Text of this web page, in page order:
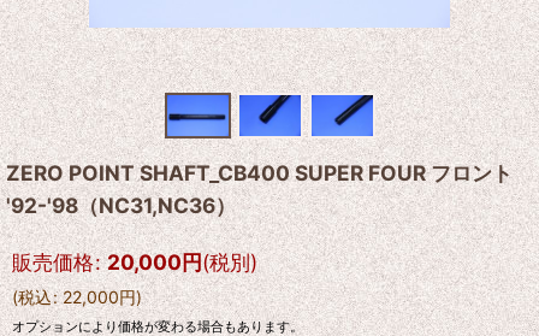
ZERO POINT SHAFT_CB400 SUPER FOUR フロント
'92-'98（NC31,NC36）
販売価格: 20,000円(税別)
(税込: 22,000円)
オプションにより価格が変わる場合もあります。